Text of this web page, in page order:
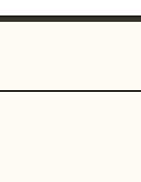
pronto